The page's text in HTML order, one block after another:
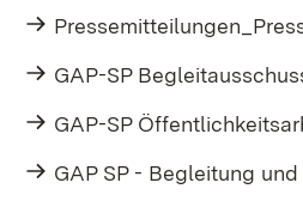
GAP-SP
GAP-SP
GAP SP - Begleitung